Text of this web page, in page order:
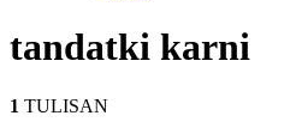
tandatki karni
1 TULISAN